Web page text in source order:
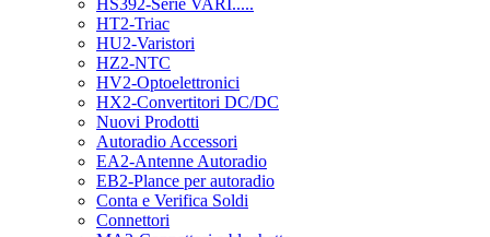
HS392-Serie VARI.....
HT2-Triac
HU2-Varistori
HZ2-NTC
HV2-Optoelettronici
HX2-Convertitori DC/DC
Nuovi Prodotti
Autoradio Accessori
EA2-Antenne Autoradio
EB2-Plance per autoradio
Conta e Verifica Soldi
Connettori